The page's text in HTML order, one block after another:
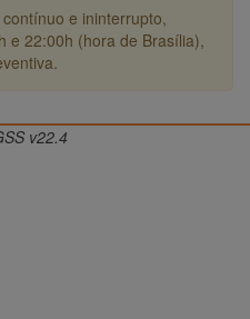
e ininterrupto,
e 22:00h (hora de Brasília),
v22.4